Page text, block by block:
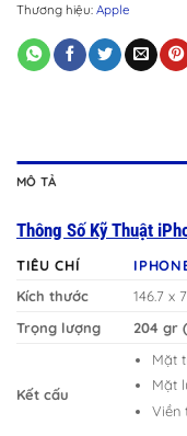
Thương hiệu: Apple
MÔ TẢ
Thông Số Kỹ Thuật
TIÊU CHÍ
Kích thước
146.7 x
Trọng lượng
204 gr
Kết cấu
Mặt
Mặt
Viền